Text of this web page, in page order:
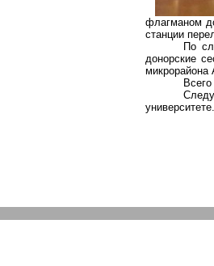
флагманом
станции
По
донорские
микрорайона
университете.